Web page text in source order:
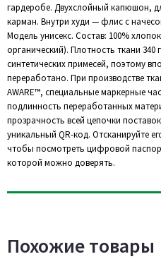
гардеробе. Двухслойный капюшон,
карман. Внутри худи — флис с
Модель унисекс. Состав: 100%
органический). Плотность ткани 340
синтетических примесей, поэтому
переработано. При производстве
AWARE™, специальные маркерные
подлинность переработанных
прозрачность всей цепочки
уникальный QR-код. Отсканируйте
чтобы посмотреть цифровой
которой можно доверять.
Похожие товары